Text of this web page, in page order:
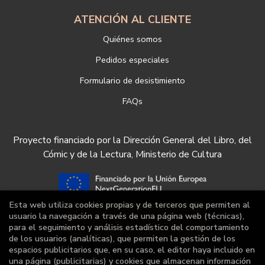
ATENCIÓN AL CLIENTE
Quiénes somos
Pedidos especiales
Formulario de desistimiento
FAQs
Proyecto financiado por la Dirección General del Libro, del
Cómic y de la Lectura, Ministerio de Cultura
Esta web utiliza cookies propias y de terceros que permiten al
usuario la navegación a través de una página web (técnicas),
para el seguimiento y análisis estadístico del comportamiento
de los usuarios (analíticas), que permiten la gestión de los
espacios publicitarios que, en su caso, el editor haya incluido en
una página (publicitarias) y cookies que almacenan información